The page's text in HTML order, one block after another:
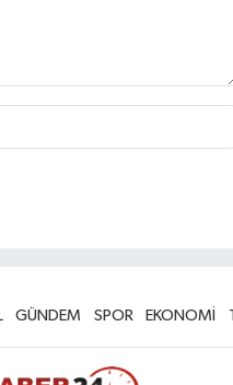
GÜNDEM SPOR EKONOMİ